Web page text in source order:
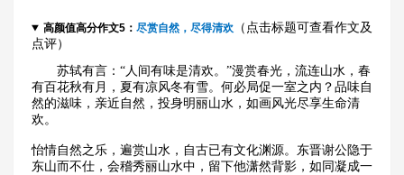
高颜值高分作文5： 尽赏自然，尽得清欢（点击标题可查看作文及
点评）
苏轼有言：“人间有味是清欢。”漫赏春光，流连山水，春
有百花秋有月，夏有凉风冬有雪。何必局促一室之内？品味自
然的滋味，亲近自然，投身明丽山水，如画风光尽享生命清
欢。
怡情自然之乐，遍赏山水，自古已有文化渊源。东晋谢公隐于
东山而不仕，会稽秀丽山水中，留下他潇然背影，如同凝成一